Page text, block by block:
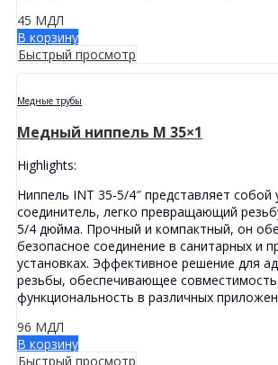
45 МДЛ
В корзину
Быстрый просмотр
Медные трубы
Медный ниппель M 35×1
Highlights:
Ниппель INT 35-5/4″ представляет собой
соединитель, легко превращающий
5/4 дюйма. Прочный и компактный, он
безопасное соединение в санитарных и
установках. Эффективное решение для
резьбы, обеспечивающее
функциональность в различных
96 МДЛ
В корзину
Быстрый просмотр